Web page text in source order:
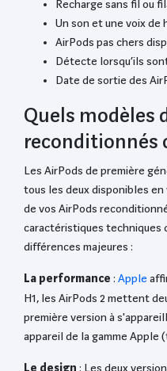
Recharge sans fil ou
Un son et une voix de
AirPods pas chers
Détecte lorsqu’ils
Date de sortie des
Quels modèles
reconditionnés
Les AirPods de première
tous les deux disponibles
de vos AirPods
caractéristiques techniques
différences majeures :
La performance : Apple
H1, les AirPods 2 mettent
première version à
appareil de la gamme Apple
Le design : Les deux